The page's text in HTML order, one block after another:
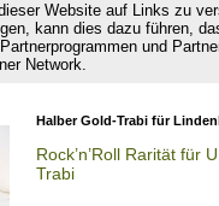
Website auf Links zu
kann dies dazu führen,
und
Network.
Halber Gold-Trabi für
Rock’n’Roll Rarität für
Trabi